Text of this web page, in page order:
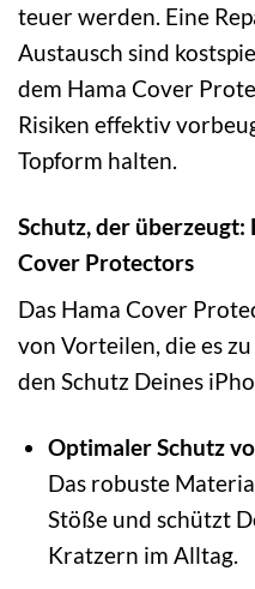
teuer werden. Eine
Austausch sind
dem Hama Cover
Risiken effektiv
Topform halten.
Schutz, der überzeugt:
Cover Protectors
Das Hama Cover
von Vorteilen, die es
den Schutz Deines
Optimaler Schutz
Das robuste
Stöße und schützt
Kratzern im Alltag.